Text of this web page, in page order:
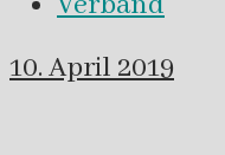
10. April 2019